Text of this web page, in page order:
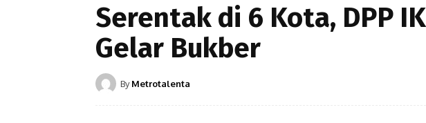
Serentak di 6 Kota, DPP
Gelar Bukber
By Metrotalenta